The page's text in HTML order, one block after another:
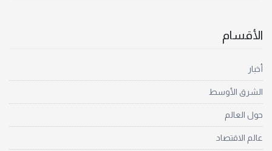
الأقسام
أخبار
الشرق الأوسط
حول العالم
عالم الاقتصاد